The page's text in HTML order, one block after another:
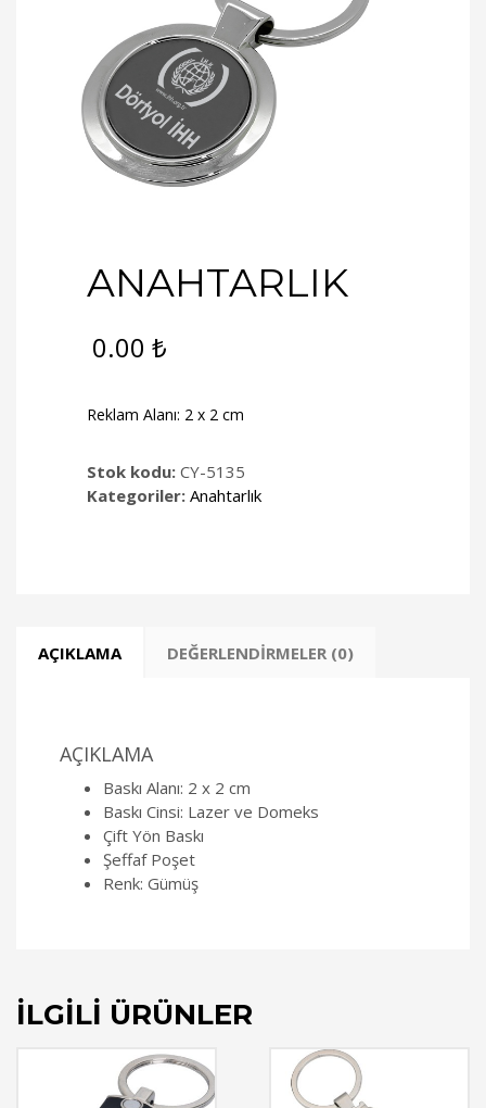
ANAHTARLIK
0.00 ₺
Reklam Alanı: 2 x 2 cm
Stok kodu: CY-5135
Kategoriler: Anahtarlık
AÇIKLAMA DEĞERLENDIRMELER (0)
AÇIKLAMA
Baskı Alanı: 2 x 2 cm
Baskı Cinsi: Lazer ve Domeks
Çift Yön Baskı
Şeffaf Poşet
Renk: Gümüş
İLGILI ÜRÜNLER